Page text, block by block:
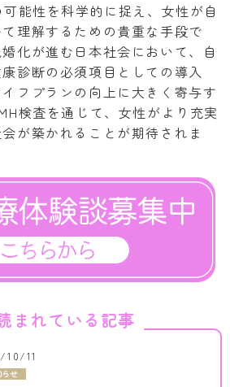
能性を科学的に捉え、女性が自
理解するための貴重な手段で
化が進む日本社会において、自
診断の必須項目としての導入
フプランの向上に大きく寄与す
検査を通じて、女性がより充実
が築かれることが期待されま
まれている記事
10/11
らせ